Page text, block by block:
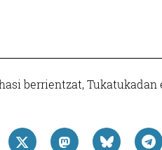
berrientzat, Tukatukadan